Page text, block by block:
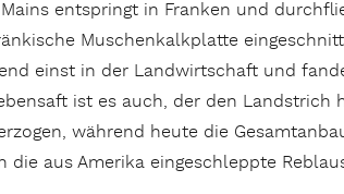
entspringt in Franken und
Muschenkalkplatte
einst in der Landwirtschaft und
ist es auch, der den Landstrich
während heute die
aus Amerika eingeschleppte